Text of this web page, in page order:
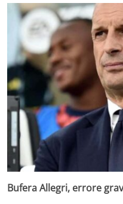
Bufera Allegri, errore